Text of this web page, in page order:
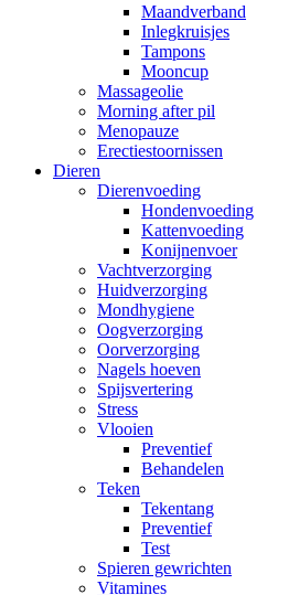
Maandverband
Inlegkruisjes
Tampons
Mooncup
Massageolie
Morning after pil
Menopauze
Erectiestoornissen
Dieren
Dierenvoeding
Hondenvoeding
Kattenvoeding
Konijnenvoer
Vachtverzorging
Huidverzorging
Mondhygiene
Oogverzorging
Oorverzorging
Nagels hoeven
Spijsvertering
Stress
Vlooien
Preventief
Behandelen
Teken
Tekentang
Preventief
Test
Spieren gewrichten
Vitamines